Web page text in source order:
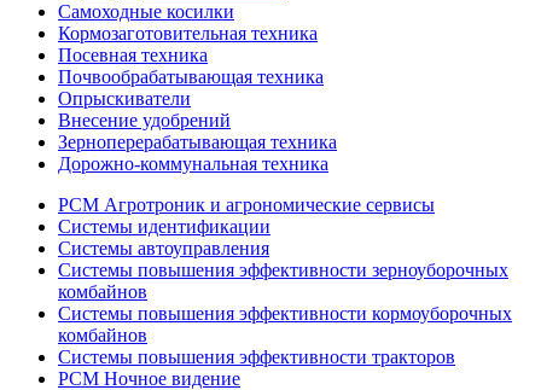
Самоходные косилки
Кормозаготовительная техника
Посевная техника
Почвообрабатывающая техника
Опрыскиватели
Внесение удобрений
Зерноперерабатывающая техника
Дорожно-коммунальная техника
РСМ Агротроник и агрономические сервисы
Системы идентификации
Системы автоуправления
Системы повышения эффективности зерноуборочных
комбайнов
Системы повышения эффективности кормоуборочных
комбайнов
Системы повышения эффективности тракторов
РСМ Ночное видение